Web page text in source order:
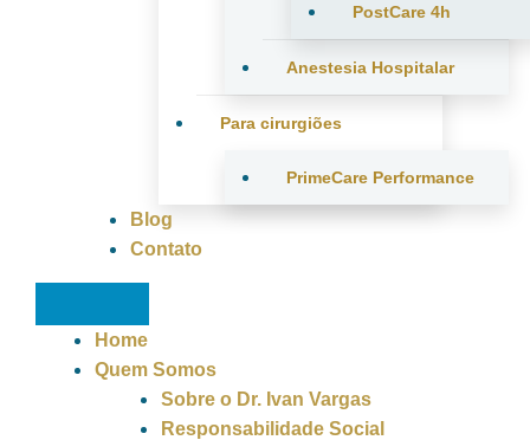
PostCare 4h
Anestesia Hospitalar
Para cirurgiões
PrimeCare Performance
Blog
Contato
Home
Quem Somos
Sobre o Dr. Ivan Vargas
Responsabilidade Social